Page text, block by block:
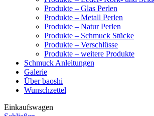
Produkte – Glas Perlen
Produkte – Metall Perlen
Produkte – Natur Perlen
Produkte – Schmuck Stücke
Produkte – Verschlüsse
Produkte – weitere Produkte
Schmuck Anleitungen
Galerie
Über baoshi
Wunschzettel
Einkaufswagen